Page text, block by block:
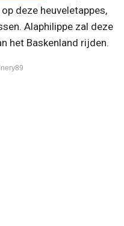
deze heuveletappes,
Alaphilippe zal deze
het Baskenland rijden.